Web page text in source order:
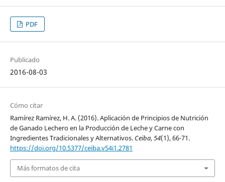
PDF
Publicado
2016-08-03
Cómo citar
Ramírez Ramírez, H. A. (2016). Aplicación de Principios de Nutrición
de Ganado Lechero en la Producción de Leche y Carne con
Ingredientes Tradicionales y Alternativos. Ceiba,54(1), 66-71.
https://doi.org/10.5377/ceiba.v54i1.2781
Más formatos de cita